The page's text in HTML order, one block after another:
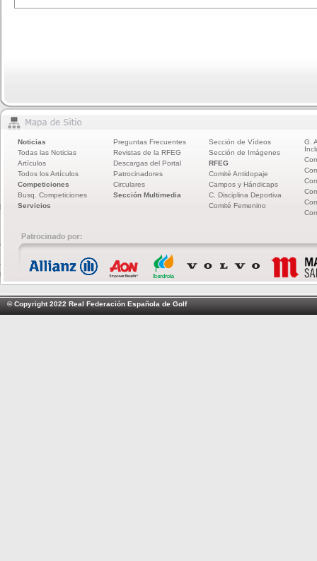
Noticias
Todas las Noticias
Artículos
Todos los Artículos
Competiciones
Busq. Competiciones
Servicios
Preguntas Frecuentes
Revistas de la RFEG
Descargas del Portal
Patrocinadores
Circulares
Sección Multimedia
Sección de Vídeos
Sección de Imágenes
RFEG
Comité Antidopaje
Campos y Hándicaps
C. Disciplina Deportiva
Comité Femenino
G.
© Copyright 2022 Real Federación Española de Golf